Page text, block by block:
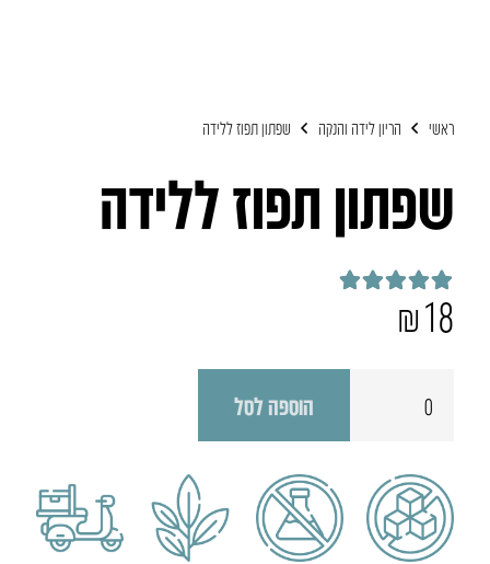
ראשי הריון לידה והנקה שפתון תפוז ללידה
שפתון תפוז ללידה
דורג5.00
₪18
תפוז
ללידה
הוספה לסל